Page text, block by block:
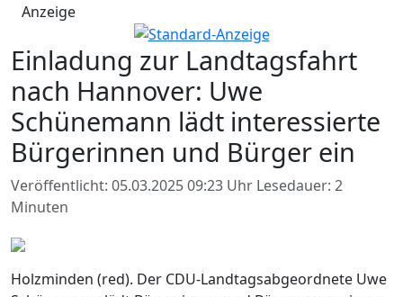
Anzeige
Einladung zur Landtagsfahrt
nach Hannover: Uwe
Schünemann lädt interessierte
Bürgerinnen und Bürger ein
Veröffentlicht: 05.03.2025 09:23 Uhr Lesedauer: 2
Minuten
Holzminden (red). Der CDU-Landtagsabgeordnete Uwe